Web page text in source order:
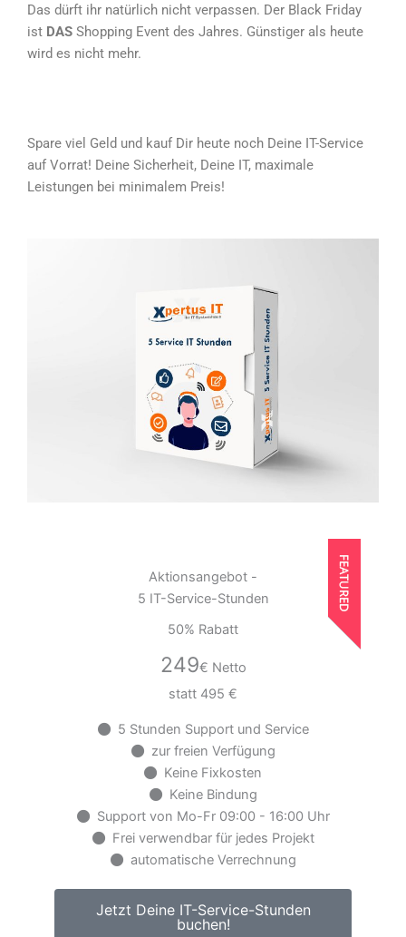
Das dürft ihr natürlich nicht verpassen. Der Black Friday
ist DAS Shopping Event des Jahres. Günstiger als heute
wird es nicht mehr.
Spare viel Geld und kauf Dir heute noch Deine IT-Service
auf Vorrat! Deine Sicherheit, Deine IT, maximale
Leistungen bei minimalem Preis!
Aktionsangebot -
5 IT-Service-Stunden
50% Rabatt
249€ Netto
statt 495 €
5 Stunden Support und Service
zur freien Verfügung
Keine Fixkosten
Keine Bindung
Support von Mo-Fr 09:00 - 16:00 Uhr
Frei verwendbar für jedes Projekt
automatische Verrechnung
Jetzt Deine IT-Service-Stunden
buchen!